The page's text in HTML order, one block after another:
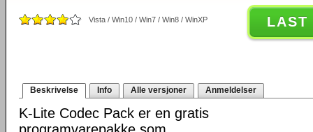
Vista / Win10 / Win7 / Win8 / WinXP LAST
Beskrivelse Info Alle versjoner Anmeldelser
K-Lite Codec Pack er en gratis